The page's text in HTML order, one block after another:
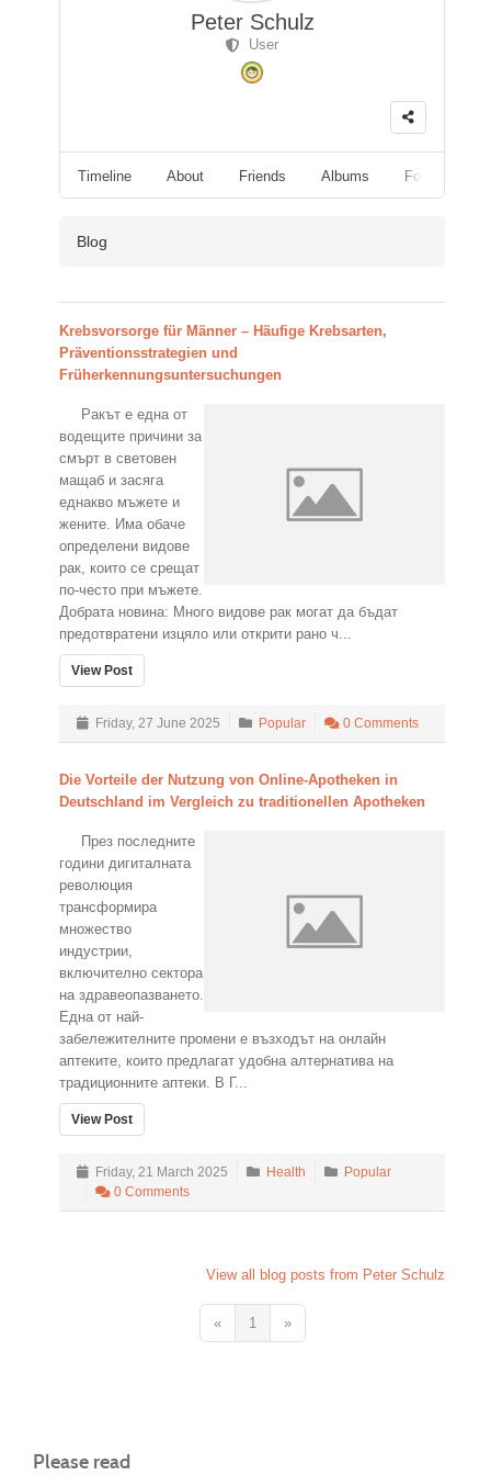
Peter Schulz
User
Timeline About Friends Albums Followers
Blog
Krebsvorsorge für Männer – Häufige Krebsarten,
Präventionsstrategien und
Früherkennungsuntersuchungen
Ракът е една от
водещите причини за
смърт в световен
мащаб и засяга
еднакво мъжете и
жените. Има обаче
определени видове
рак, които се срещат
по-често при мъжете.
Добрата новина: Много видове рак могат да бъдат
предотвратени изцяло или открити рано ч...
View Post
Friday, 27 June 2025 Popular 0 Comments
Die Vorteile der Nutzung von Online-Apotheken in
Deutschland im Vergleich zu traditionellen Apotheken
През последните
години дигиталната
революция
трансформира
множество
индустрии,
включително сектора
на здравеопазването.
Една от най-
забележителните промени е възходът на онлайн
аптеките, които предлагат удобна алтернатива на
традиционните аптеки. В Г...
View Post
Friday, 21 March 2025 Health
Popular
0 Comments
View all blog posts from Peter Schulz
« 1 »
Please read